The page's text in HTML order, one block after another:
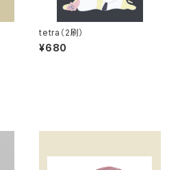
tetra（2刷）
¥680